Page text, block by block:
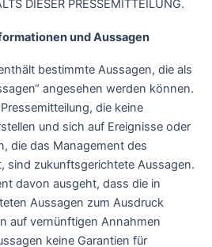
DIESER PRESSEMITTEILUNG.
und Aussagen
bestimmte Aussagen, die als
angesehen werden können.
die keine
und sich auf Ereignisse oder
die das Management des
sind zukunftsgerichtete Aussagen.
davon ausgeht, dass die in
Aussagen zum Ausdruck
auf vernünftigen Annahmen
keine Garantien für